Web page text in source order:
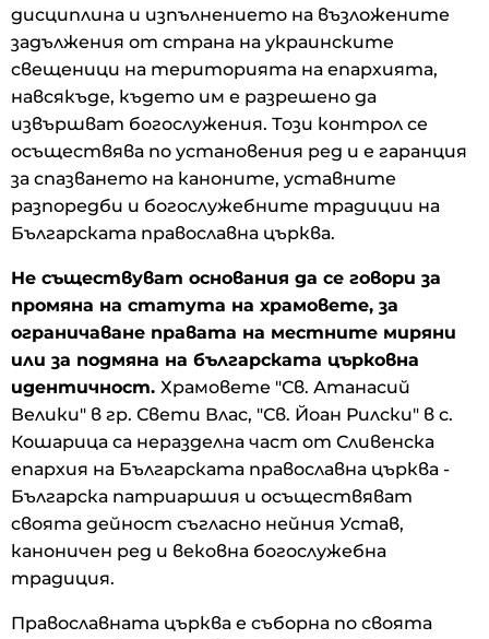
дисциплина и изпълнението на възложените
задължения от страна на украинските
свещеници на територията на епархията,
навсякъде, където им е разрешено да
извършват богослужения. Този контрол се
осъществява по установения ред и е гаранция
за спазването на каноните, уставните
разпоредби и богослужебните традиции на
Българската православна църква.
Не съществуват основания да се говори за
промяна на статута на храмовете, за
ограничаване правата на местните миряни
или за подмяна на българската църковна
идентичност. Храмовете "Св. Атанасий
Велики" в гр. Свети Влас, "Св. Йоан Рилски" в с.
Кошарица са неразделна част от Сливенска
епархия на Българската православна църква -
Българска патриаршия и осъществяват
своята дейност съгласно нейния Устав,
каноничен ред и вековна богослужебна
традиция.
Православната църква е съборна по своята